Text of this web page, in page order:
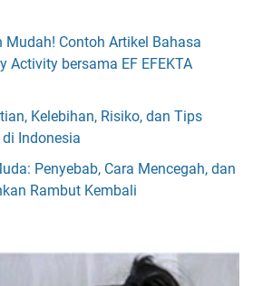
Mudah! Contoh Artikel Bahasa
Activity bersama EF EFEKTA
Kelebihan, Risiko, dan Tips
Indonesia
Penyebab, Cara Mencegah, dan
Rambut Kembali